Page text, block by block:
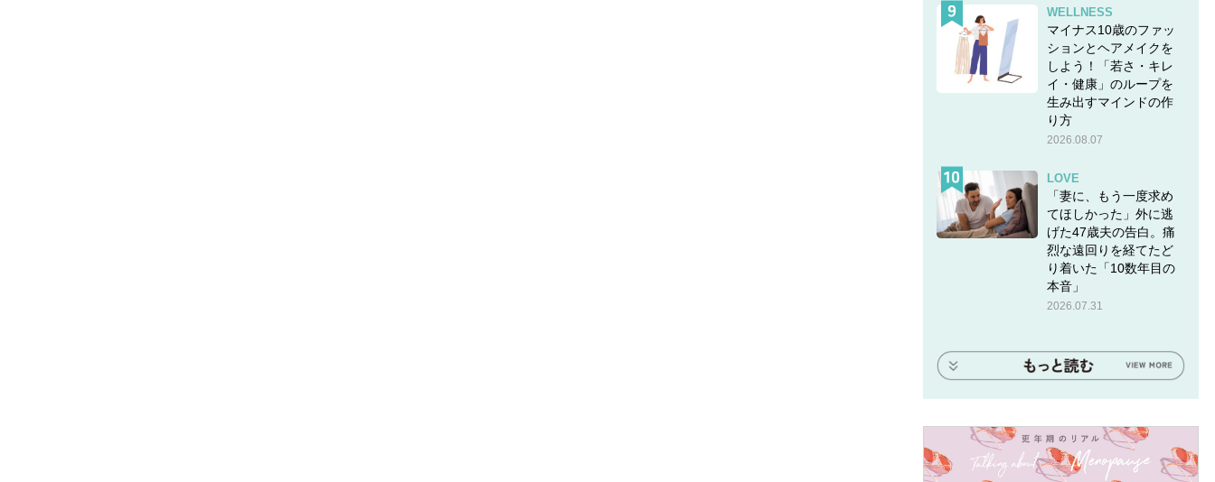
WELLNESS
マイナス10歳のファッ
ションとヘアメイクを
しよう！「若さ・キレ
イ・健康」のループを
生み出すマインドの作
り方
2026.08.07
LOVE
「妻に、もう一度求め
てほしかった」外に逃
げた47歳夫の告白。痛
烈な遠回りを経てたど
り着いた「10数年目の
本音」
2026.07.31